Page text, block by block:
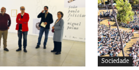
Sociedade